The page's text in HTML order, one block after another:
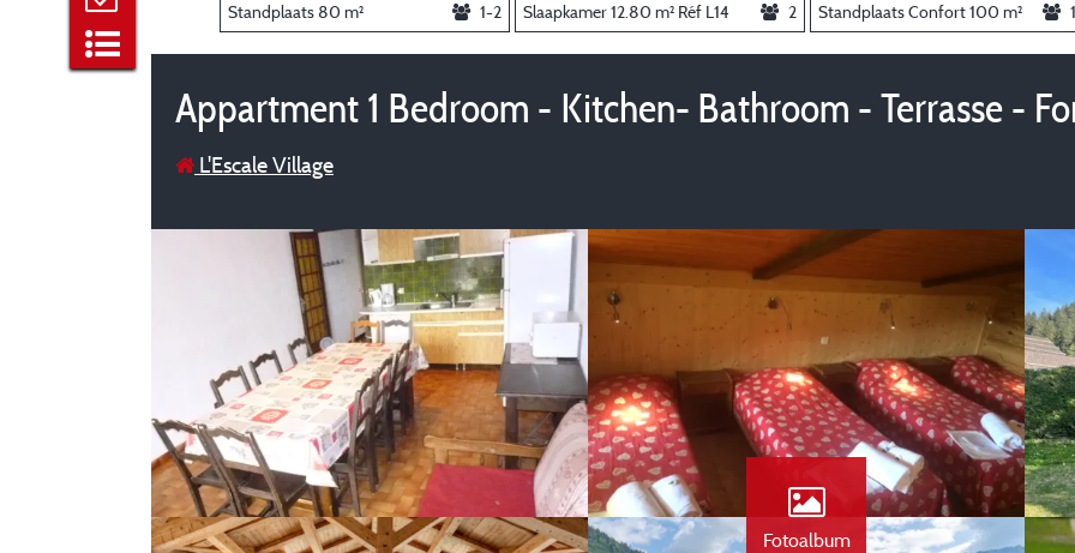
Standplaats 80 m² 1-2 Slaapkamer 12.80 m² Réf L14 2 Standplaats Confort 100 m²
Appartment 1 Bedroom - Kitchen- Bathroom - Terrasse -
L'Escale Village
Fotoalbum